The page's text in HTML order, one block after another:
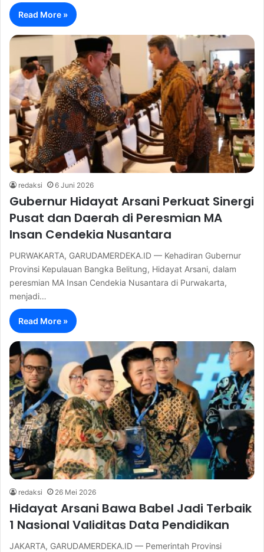
Read More »
redaksi 6 Juni 2026
Gubernur Hidayat Arsani Perkuat Sinergi
Pusat dan Daerah di Peresmian MA
Insan Cendekia Nusantara
PURWAKARTA, GARUDAMERDEKA.ID — Kehadiran Gubernur
Provinsi Kepulauan Bangka Belitung, Hidayat Arsani, dalam
peresmian MA Insan Cendekia Nusantara di Purwakarta,
menjadi…
Read More »
redaksi 26 Mei 2026
Hidayat Arsani Bawa Babel Jadi Terbaik
1 Nasional Validitas Data Pendidikan
JAKARTA, GARUDAMERDEKA.ID — Pemerintah Provinsi